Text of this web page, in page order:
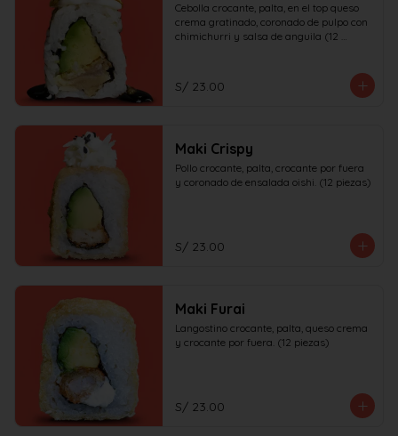
Cebolla crocante, palta, en el top queso
crema gratinado, coronado de pulpo con
chimichurri y salsa de anguila (12
S/ 23.00
Maki Crispy
Pollo crocante, palta, crocante por fuera
y coronado de ensalada oishi. (12 piezas)
S/ 23.00
Maki Furai
Langostino crocante, palta, queso crema
y crocante por fuera. (12 piezas)
S/ 23.00